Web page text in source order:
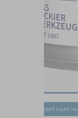
Vernis / Diluant liant